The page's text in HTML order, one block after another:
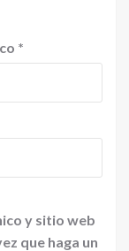
*
y sitio web
que haga un